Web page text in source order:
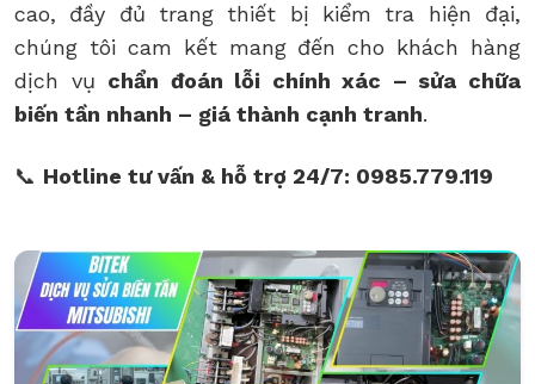
cao, đầy đủ trang thiết bị kiểm tra hiện đại,
chúng tôi cam kết mang đến cho khách hàng
dịch vụ chẩn đoán lỗi chính xác – sửa chữa
biến tần nhanh – giá thành cạnh tranh.
📞 Hotline tư vấn & hỗ trợ 24/7: 0985.779.119